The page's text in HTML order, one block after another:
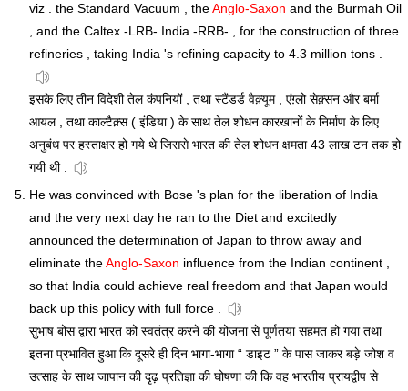
viz . the Standard Vacuum , theAnglo-Saxon and the Burmah Oil
, and the Caltex -LRB- India -RRB- , for the construction of three
refineries , taking India 's refining capacity to 4.3 million tons .
इसके लिए तीन विदेशी तेल कंपनियों , तथा स्टैंडर्ड वैक़्यूम , एंग़्लो सेक़्सन और बर्मा
आयल , तथा काल्टैक़्स ( इंडिया ) के साथ तेल शोधन कारखानों के निर्माण के लिए
अनुबंध पर हस्ताक्षर हो गये थे जिससे भारत की तेल शोधन क्षमता 43 लाख टन तक हो
गयी थी .
He was convinced with Bose 's plan for the liberation of India
and the very next day he ran to the Diet and excitedly
announced the determination of Japan to throw away and
eliminate theAnglo-Saxon influence from the Indian continent ,
so that India could achieve real freedom and that Japan would
back up this policy with full force .
सुभाष बोस द्वारा भारत को स्वतंत्र करने की योजना से पूर्णतया सहमत हो गया तथा
इतना प्रभावित हुआ कि दूसरे ही दिन भागा-भागा “ डाइट ” के पास जाकर बड़े जोश व
उत्साह के साथ जापान की दृढ़ प्रतिज्ञा की घोषणा की कि वह भारतीय प्रायद्वीप से